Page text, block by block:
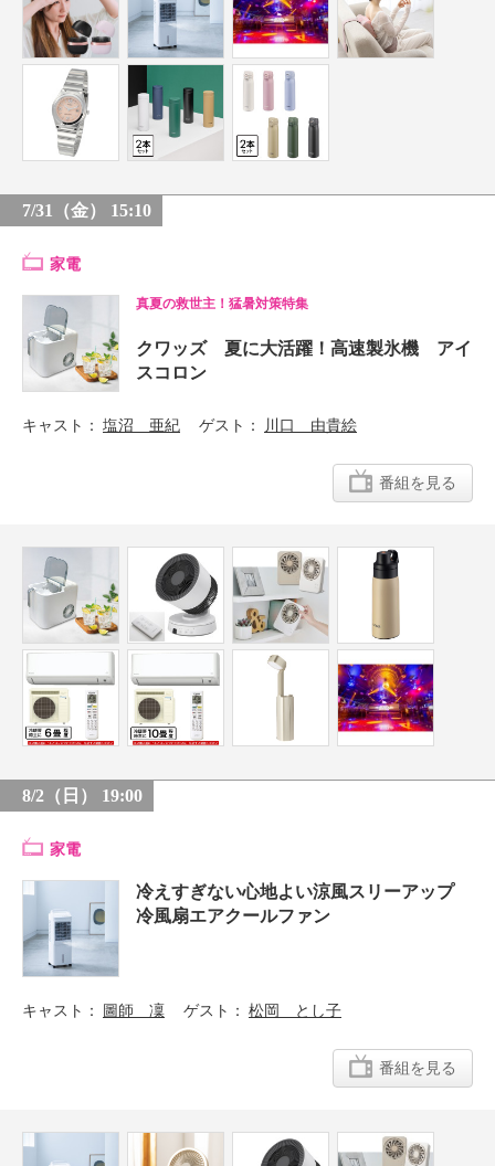
7/31（金） 15:10
家電
真夏の救世主！猛暑対策特集
クワッズ 夏に大活躍！高速製氷機 アイ
スコロン
キャスト 塩沼 亜紀 ゲスト 川口 由貴絵
番組を見る
8/2（日） 19:00
家電
冷えすぎない心地よい涼風スリーアップ
冷風扇エアクールファン
キャスト 圖師 凜 ゲスト 松岡 とし子
番組を見る